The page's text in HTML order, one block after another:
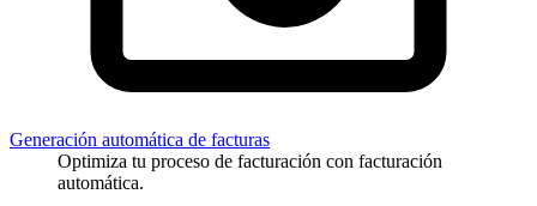
Generación automática de facturas
Optimiza tu proceso de facturación con facturación
automática.